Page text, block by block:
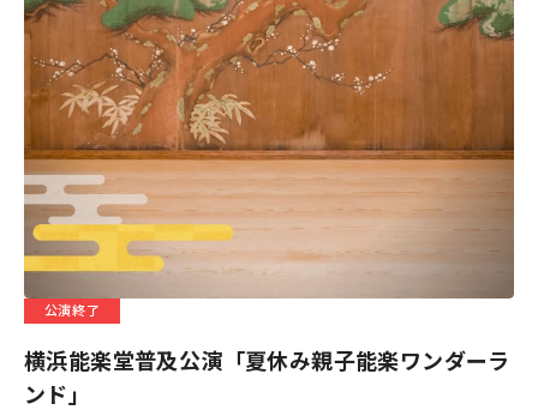
公演終了
横浜能楽堂普及公演「夏休み親子能楽ワンダーラ
ンド」